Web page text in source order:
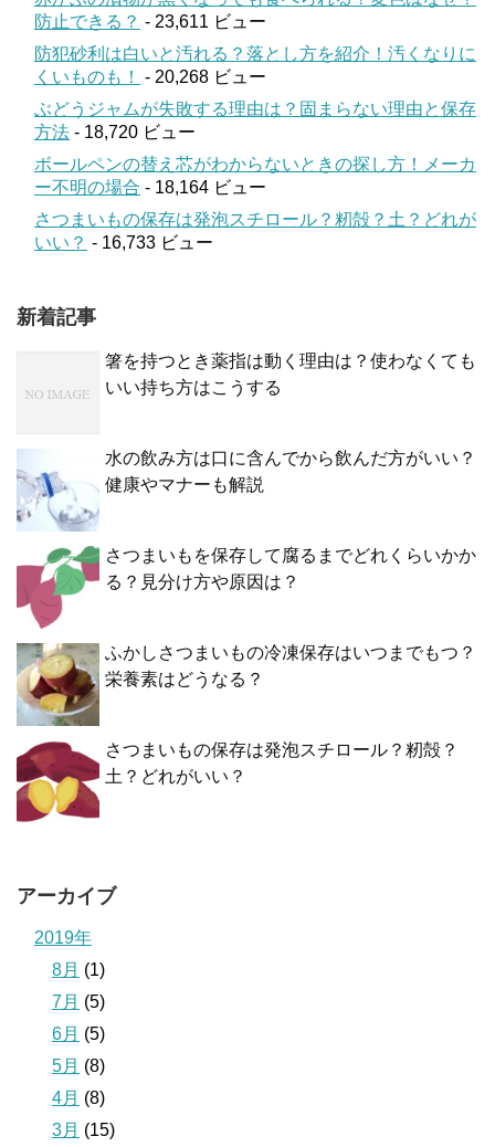
防止できる？ - 23,611 ビュー
防犯砂利は白いと汚れる？落とし方を紹介！汚くなりに
くいものも！
- 20,268 ビュー
ぶどうジャムが失敗する理由は？固まらない理由と保存
方法 - 18,720 ビュー
ボールペンの替え芯がわからないときの探し方！メーカ
ー不明の場合 - 18,164 ビュー
さつまいもの保存は発泡スチロール？籾殻？土？どれが
いい？ - 16,733 ビュー
新着記事
箸を持つとき薬指は動く理由は？使わなくても
いい持ち方はこうする
水の飲み方は口に含んでから飲んだ方がいい？
健康やマナーも解説
さつまいもを保存して腐るまでどれくらいかか
る？見分け方や原因は？
ふかしさつまいもの冷凍保存はいつまでもつ？
栄養素はどうなる？
さつまいもの保存は発泡スチロール？籾殻？
土？どれがいい？
アーカイブ
2019年
8月 (1)
7月 (5)
6月 (5)
5月 (8)
4月 (8)
3月 (15)